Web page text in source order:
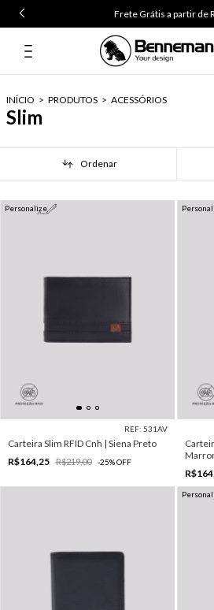
Frete Grátis a partir de
INÍCIO > PRODUTOS > ACESSÓRIOS
Slim
Ordenar
Personalize
REF: 531AV
Carteira Slim RFID Cnh | Siena Preto
R$164,25
R$219,00 -25%OFF